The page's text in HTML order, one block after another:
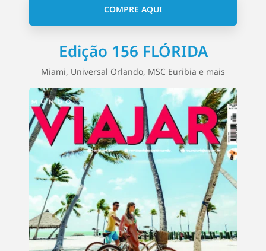
COMPRE AQUI
Edição 156 FLÓRIDA
Miami, Universal Orlando, MSC Euribia e mais